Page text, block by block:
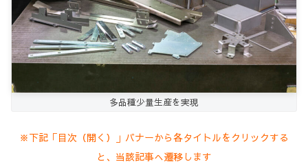
多品種少量生産を実現
※下記「目次（開く）」バナーから各タイトルをクリックする
と、当該記事へ遷移します